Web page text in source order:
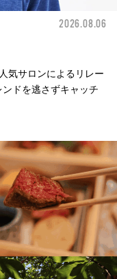
2026.08.06
気サロンによるリレー
ドを逃さずキャッチ